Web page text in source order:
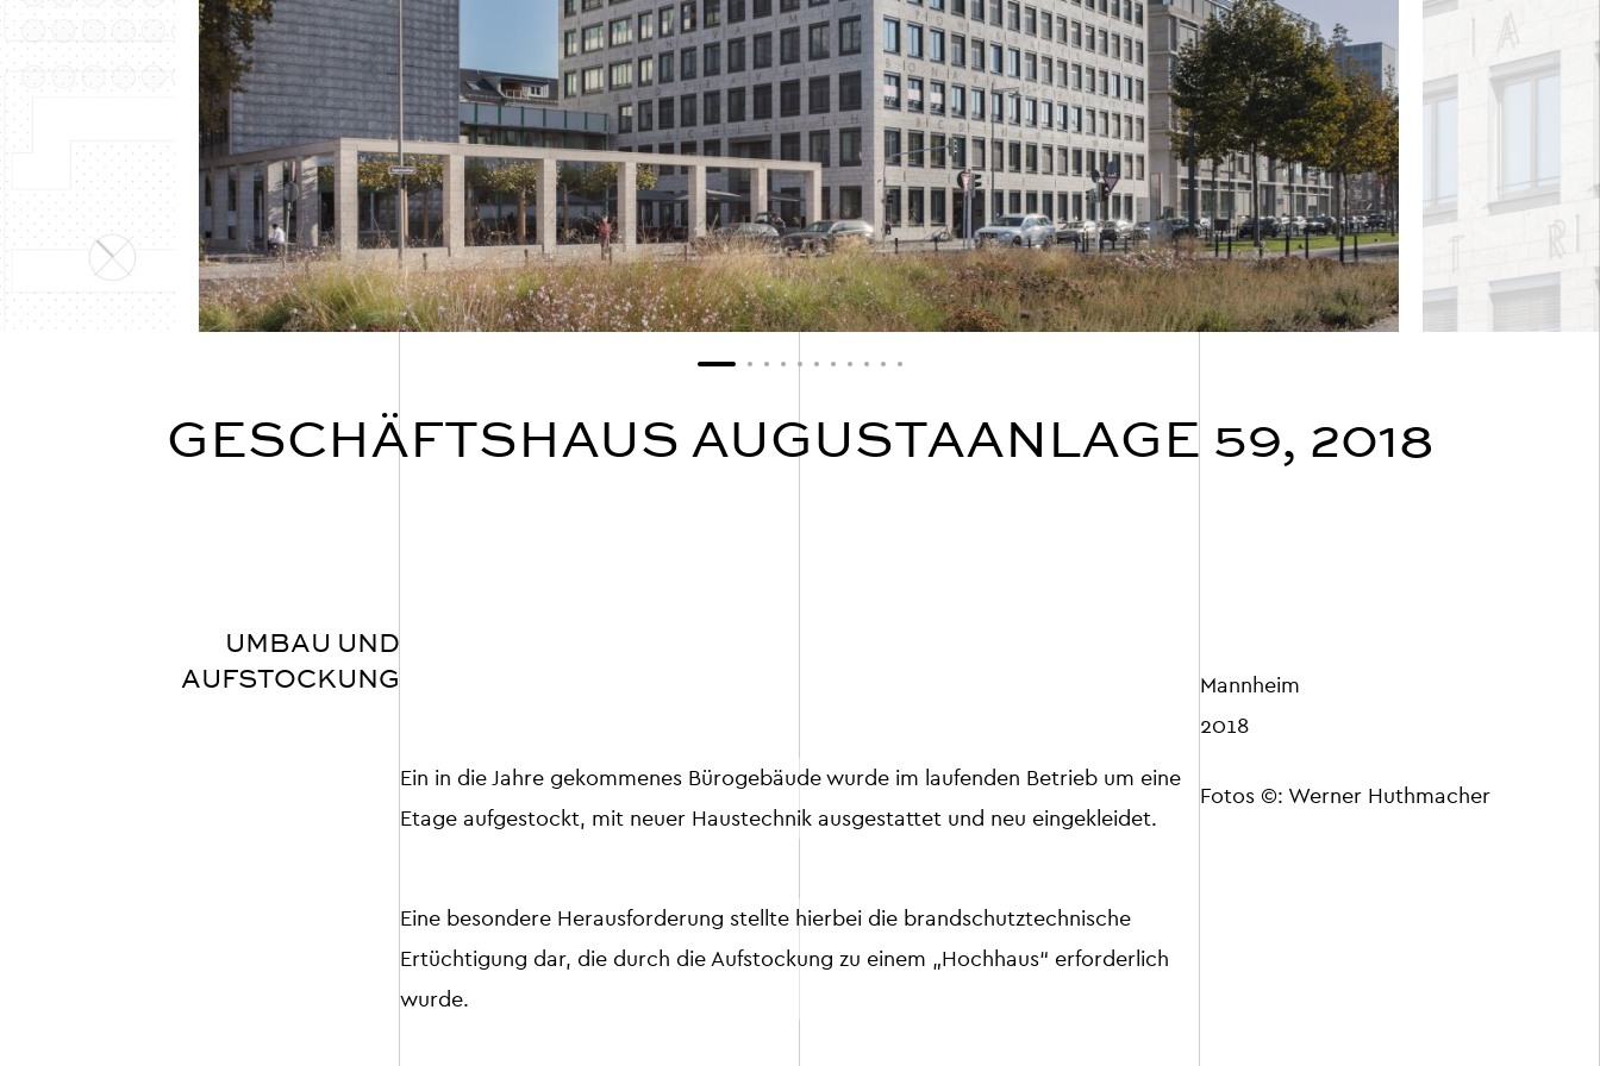
GESCHÄFTSHAUS AUGUSTAANLAGE 59, 2018
Mannheim
2018
Fotos ©: Werner Huthmacher
UMBAU UND
AUFSTOCKUNG
Ein in die Jahre gekommenes Bürogebäude wurde im laufenden Betrieb um eine
Etage aufgestockt, mit neuer Haustechnik ausgestattet und neu eingekleidet.
Eine besondere Herausforderung stellte hierbei die brandschutztechnische
Ertüchtigung dar, die durch die Aufstockung zu einem „Hochhaus“ erforderlich
wurde.